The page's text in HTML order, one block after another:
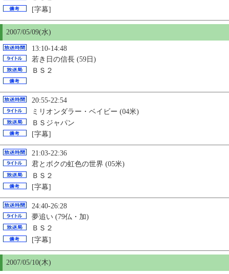
[字幕]
2007/05/09(水)
13:10-14:48
若き日の信長 (59日)
ＢＳ２
20:55-22:54
ミリオンダラー・ベイビー (04米)
ＢＳジャパン
[字幕]
21:03-22:36
君とボクの虹色の世界 (05米)
ＢＳ２
[字幕]
24:40-26:28
夢追い (79仏・加)
ＢＳ２
[字幕]
2007/05/10(木)